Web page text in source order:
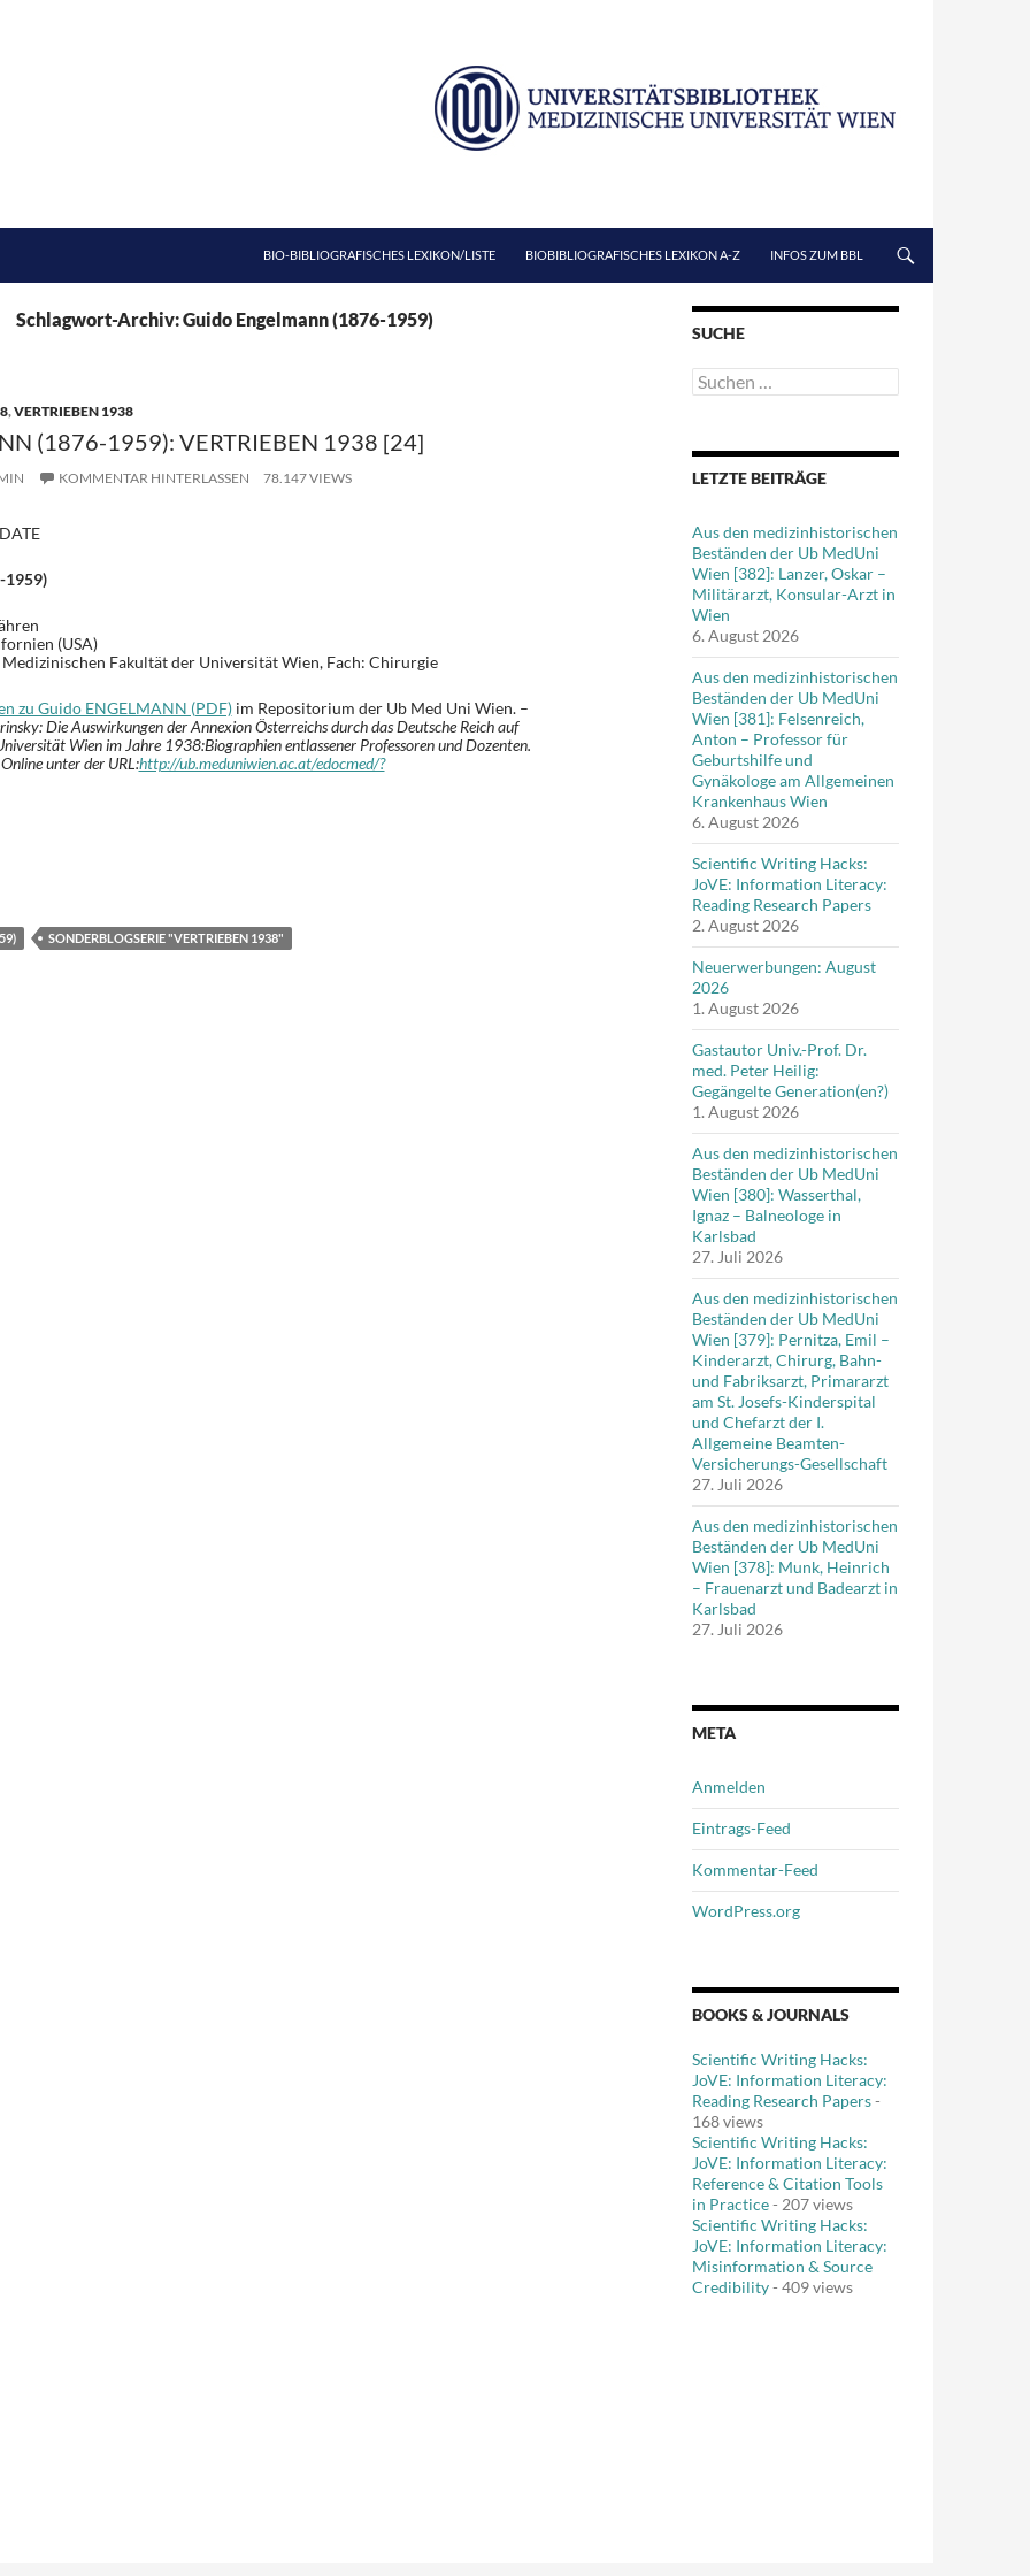
BIO-BIBLIOGRAFISCHES LEXIKON/LISTE
BIOBIBLIOGRAFISCHES LEXIKON A-Z INFOS ZUM BBL
Schlagwort-Archiv: Guido Engelmann (1876-1959)
,VERTRIEBEN 1938
(1876-1959): VERTRIEBEN 1938 [24]
KOMMENTAR HINTERLASSEN 78.147 VIEWS
1959)
(USA)
Fakultät der Universität Wien, Fach: Chirurgie
zu Guido ENGELMANN (PDF)im Repositorium der Ub Med Uni Wien. –
Die Auswirkungen der Annexion Österreichs durch das Deutsche Reich auf
Wien im Jahre 1938:Biographien entlassener Professoren und Dozenten.
unter der URL:http://ub.meduniwien.ac.at/edocmed/?
Vertrieben 1938 [24]
SONDERBLOGSERIE "VERTRIEBEN 1938"
SUCHE
Suchen
nach:
LETZTE BEITRÄGE
Aus den medizinhistorischen
Beständen der Ub MedUni
Wien [382]: Lanzer, Oskar –
Militärarzt, Konsular-Arzt in
Wien
6. August 2026
Aus den medizinhistorischen
Beständen der Ub MedUni
Wien [381]: Felsenreich,
Anton – Professor für
Geburtshilfe und
Gynäkologe am Allgemeinen
Krankenhaus Wien
6. August 2026
Scientific Writing Hacks:
JoVE: Information Literacy:
Reading Research Papers
2. August 2026
Neuerwerbungen: August
2026
1. August 2026
Gastautor Univ.-Prof. Dr.
med. Peter Heilig:
Gegängelte Generation(en?)
1. August 2026
Aus den medizinhistorischen
Beständen der Ub MedUni
Wien [380]: Wasserthal,
Ignaz – Balneologe in
Karlsbad
27. Juli 2026
Aus den medizinhistorischen
Beständen der Ub MedUni
Wien [379]: Pernitza, Emil –
Kinderarzt, Chirurg, Bahn-
und Fabriksarzt, Primararzt
am St. Josefs-Kinderspital
und Chefarzt der I.
Allgemeine Beamten-
Versicherungs-Gesellschaft
27. Juli 2026
Aus den medizinhistorischen
Beständen der Ub MedUni
Wien [378]: Munk, Heinrich
– Frauenarzt und Badearzt in
Karlsbad
27. Juli 2026
META
Anmelden
Eintrags-Feed
Kommentar-Feed
WordPress.org
BOOKS & JOURNALS
Scientific Writing Hacks:
JoVE: Information Literacy:
Reading Research Papers-
168 views
Scientific Writing Hacks:
JoVE: Information Literacy:
Reference & Citation Tools
in Practice- 207 views
Scientific Writing Hacks:
JoVE: Information Literacy:
Misinformation & Source
Credibility- 409 views